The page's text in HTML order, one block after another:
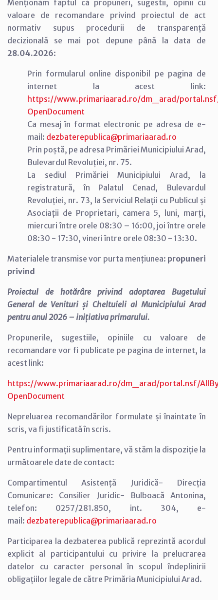
Menționăm faptul că propuneri, sugestii, opinii cu
valoare de recomandare privind proiectul de act
normativ supus procedurii de transparență
decizională se mai pot depune până la data de
28.04.2026:
Prin formularul online disponibil pe pagina de
internet la acest link:
https://www.primariaarad.ro/dm_arad/portal.nsf/
OpenDocument
Ca mesaj în format electronic pe adresa de e-
mail: dezbaterepublica@primariaarad.ro
Prin poștă, pe adresa Primăriei Municipiului Arad,
Bulevardul Revoluției, nr. 75.
La sediul Primăriei Municipiului Arad, la
registratură, în Palatul Cenad, Bulevardul
Revoluției, nr. 73, la Serviciul Relații cu Publicul și
Asociații de Proprietari, camera 5, luni, marți,
miercuri între orele 08:30 – 16:00, joi între orele
08:30 - 17:30, vineri între orele 08:30 - 13:30.
Materialele transmise vor purta mențiunea: propuneri
privind
Proiectul de hotărâre privind adoptarea Bugetului
General de Venituri și Cheltuieli al Municipiului Arad
pentru anul 2026 – inițiativa primarului.
Propunerile, sugestiile, opiniile cu valoare de
recomandare vor fi publicate pe pagina de internet, la
acest link:
https://www.primariaarad.ro/dm_arad/portal.nsf/
OpenDocument
Nepreluarea recomandărilor formulate și înaintate în
scris, va fi justificată în scris.
Pentru informații suplimentare, vă stăm la dispoziție la
următoarele date de contact:
Compartimentul Asistență Juridică- Direcția
Comunicare: Consilier Juridic- Bulboacă Antonina,
telefon: 0257/281.850, int. 304, e-
mail: dezbaterepublica@primariaarad.ro
Participarea la dezbaterea publică reprezintă acordul
explicit al participantului cu privire la prelucrarea
datelor cu caracter personal în scopul îndeplinirii
obligațiilor legale de către Primăria Municipiului Arad.